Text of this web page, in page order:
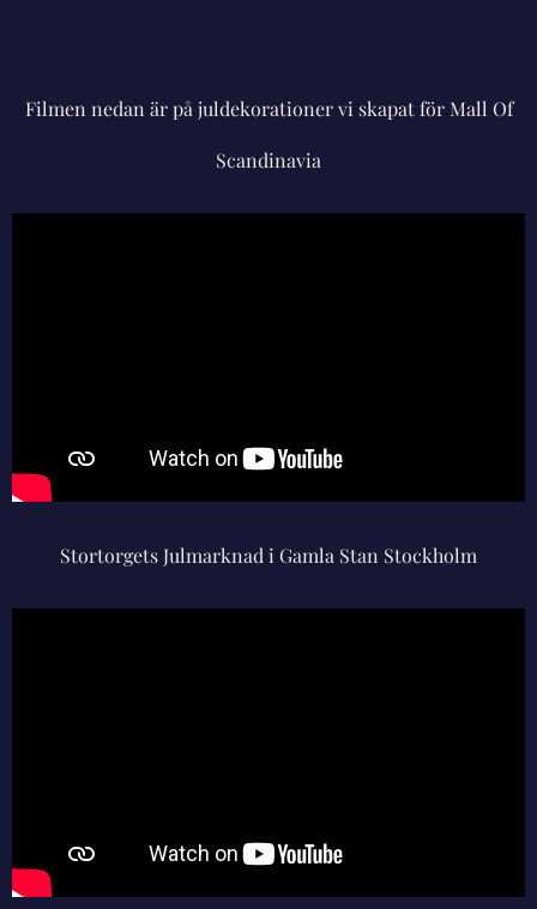
Filmen nedan är på juldekorationer vi skapat för Mall Of
Scandinavia
Stortorgets Julmarknad i Gamla Stan Stockholm